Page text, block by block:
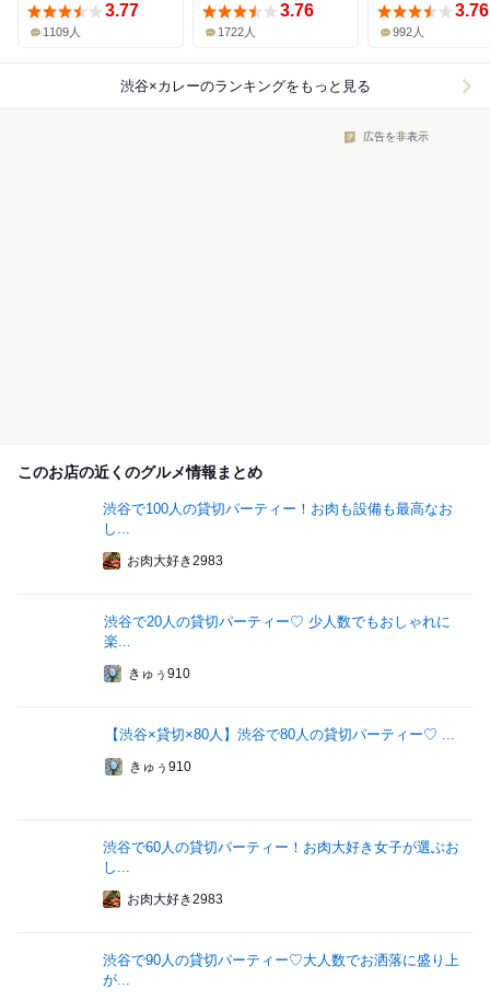
3.77
1109人
3.76
1722人
3.76
992人
渋谷×カレーのランキングをもっと見る
広告を非表示
このお店の近くのグルメ情報まとめ
渋谷で100人の貸切パーティー！お肉も設備も最高なお
し...
お肉大好き2983
渋谷で20人の貸切パーティー♡ 少人数でもおしゃれに
楽...
きゅぅ910
【渋谷×貸切×80人】渋谷で80人の貸切パーティー♡ ...
きゅぅ910
渋谷で60人の貸切パーティー！お肉大好き女子が選ぶお
し...
お肉大好き2983
渋谷で90人の貸切パーティー♡大人数でお洒落に盛り上
が...